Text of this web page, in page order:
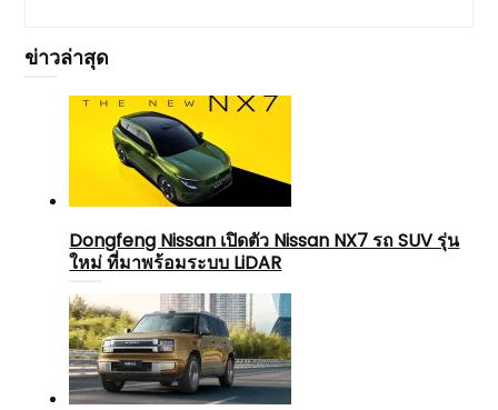
ข่าวล่าสุด
Dongfeng Nissan เปิดตัว Nissan NX7 รถ SUV รุ่น
ใหม่ ที่มาพร้อมระบบ LiDAR